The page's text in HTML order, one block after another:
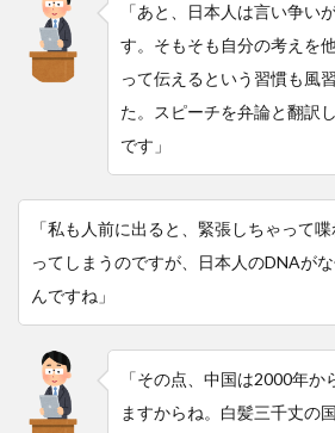
「あと、日本人は言い争い
す。そもそも自分の考えを
って伝えるという習慣も風
た。スピーチを弁論と翻訳
です」
「私も人前に出ると、緊張しちゃって
ってしまうのですが、日本人のDNAが
んですね」
「その点、中国は2000年か
ますからね。白髪三千丈の